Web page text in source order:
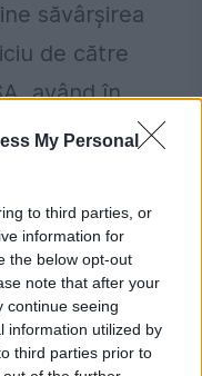
My Personal
to third parties, or
information for
the below opt-out
note that after your
continue seeing
information utilized by
third parties prior to
săvârşirea
de către
având în
ar exista,
erau
Şi cu asta
de zeci de